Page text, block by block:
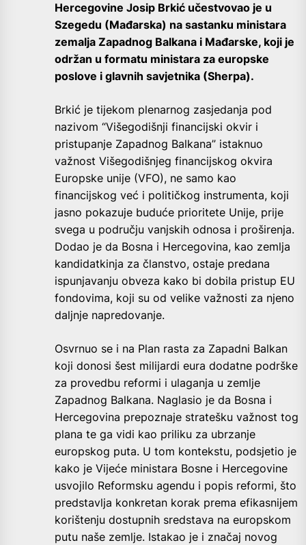
Hercegovine Josip Brkić učestvovao je u
Szegedu (Mađarska) na sastanku ministara
zemalja Zapadnog Balkana i Mađarske, koji je
održan u formatu ministara za europske
poslove i glavnih savjetnika (Sherpa).
Brkić je tijekom plenarnog zasjedanja pod
nazivom “Višegodišnji financijski okvir i
pristupanje Zapadnog Balkana” istaknuo
važnost Višegodišnjeg financijskog okvira
Europske unije (VFO), ne samo kao
financijskog već i političkog instrumenta, koji
jasno pokazuje buduće prioritete Unije, prije
svega u području vanjskih odnosa i proširenja.
Dodao je da Bosna i Hercegovina, kao zemlja
kandidatkinja za članstvo, ostaje predana
ispunjavanju obveza kako bi dobila pristup EU
fondovima, koji su od velike važnosti za njeno
daljnje napredovanje.
Osvrnuo se i na Plan rasta za Zapadni Balkan
koji donosi šest milijardi eura dodatne podrške
za provedbu reformi i ulaganja u zemlje
Zapadnog Balkana. Naglasio je da Bosna i
Hercegovina prepoznaje stratešku važnost tog
plana te ga vidi kao priliku za ubrzanje
europskog puta. U tom kontekstu, podsjetio je
kako je Vijeće ministara Bosne i Hercegovine
usvojilo Reformsku agendu i popis reformi, što
predstavlja konkretan korak prema efikasnijem
korištenju dostupnih sredstava na europskom
putu naše zemlje. Istakao je i značaj novog